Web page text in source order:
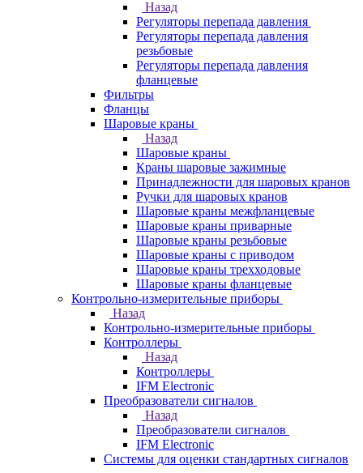
Назад
Регуляторы перепада давления
Регуляторы перепада давления
резьбовые
Регуляторы перепада давления
фланцевые
Фильтры
Фланцы
Шаровые краны
Назад
Шаровые краны
Краны шаровые зажимные
Принадлежности для шаровых кранов
Ручки для шаровых кранов
Шаровые краны межфланцевые
Шаровые краны приварные
Шаровые краны резьбовые
Шаровые краны с приводом
Шаровые краны трехходовые
Шаровые краны фланцевые
Контрольно-измерительные приборы
Назад
Контрольно-измерительные приборы
Контроллеры
Назад
Контроллеры
IFM Electronic
Преобразователи сигналов
Назад
Преобразователи сигналов
IFM Electronic
Системы для оценки стандартных сигналов